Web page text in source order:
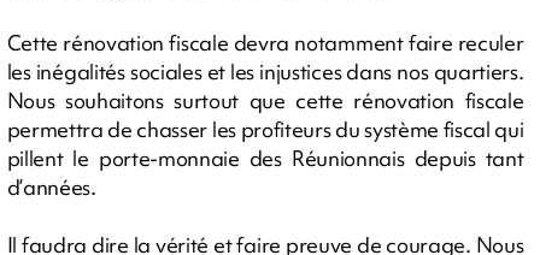
Cette rénovation fiscale devra notamment faire reculer
les inégalités sociales et les injustices dans nos quartiers.
Nous souhaitons surtout que cette rénovation fiscale
permettra de chasser les profiteurs du système fiscal qui
pillent le porte-monnaie des Réunionnais depuis tant
d’années.
Il faudra dire la vérité et faire preuve de courage. Nous